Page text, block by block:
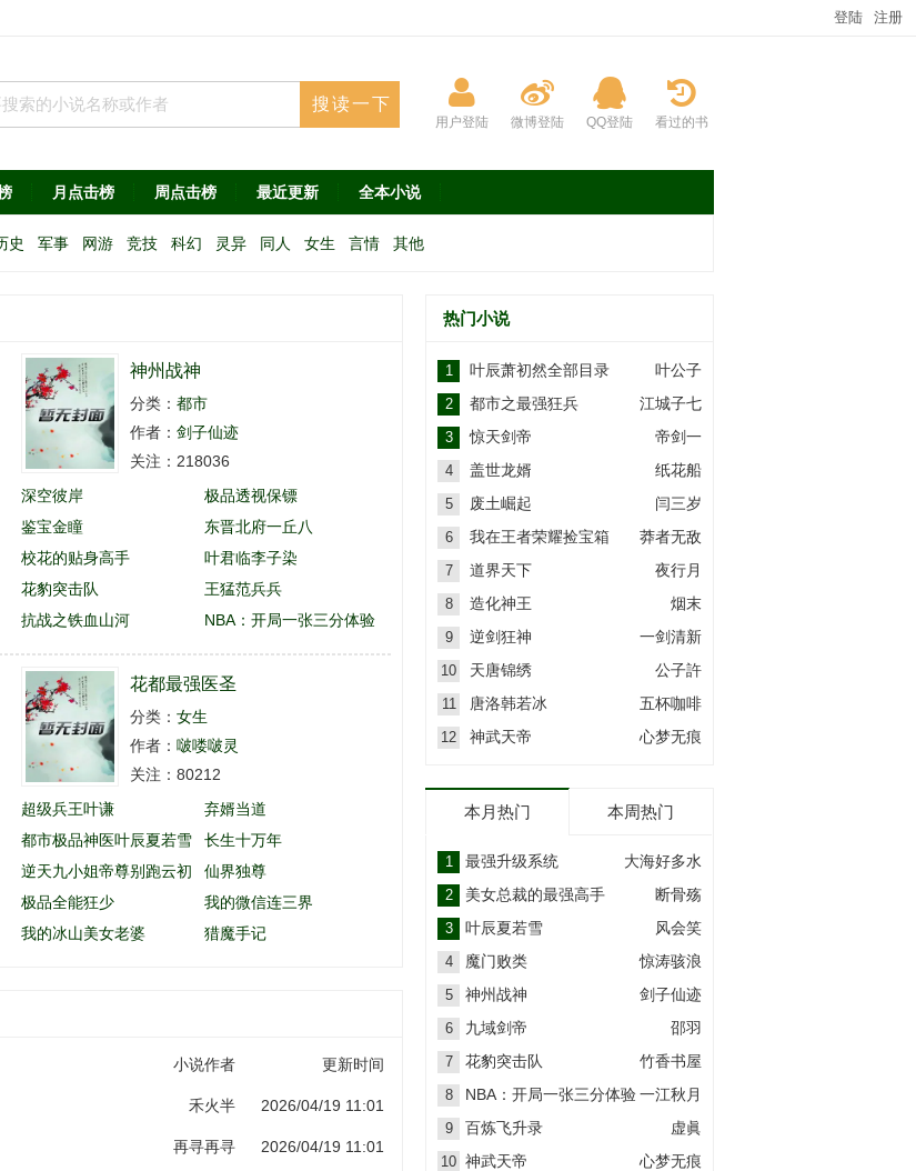
登陆 注册
看过的书
QQ登陆
微博登陆
用户登陆
月点击榜 周点击榜 最近更新 全本小说
史 军事 网游 竞技 科幻 灵异 同人 女生 言情 其他
神州战神
分类： 都市
作者： 剑子仙迹
关注：218036
深空彼岸
极品透视保镖
鉴宝金瞳
东晋北府一丘八
校花的贴身高手
叶君临李子染
花豹突击队
王猛范兵兵
抗战之铁血山河
NBA：开局一张三分体验
卡
花都最强医圣
分类： 女生
作者： 啵喽啵灵
关注：80212
超级兵王叶谦
弃婿当道
都市极品神医叶辰夏若雪
孙怡
长生十万年
逆天九小姐帝尊别跑云初
玖
仙界独尊
极品全能狂少
我的微信连三界
我的冰山美女老婆
猎魔手记
小说作者 更新时间
禾火半 2026/04/19 11:01
再寻再寻 2026/04/19 11:01
热门小说
1 叶公子
叶辰萧初然全部目录
2 江城子七
都市之最强狂兵
3 帝剑一
惊天剑帝
4 纸花船
盖世龙婿
5 闫三岁
废土崛起
6 莽者无敌
我在王者荣耀捡宝箱
7 夜行月
道界天下
8 烟末
造化神王
9 一剑清新
逆剑狂神
10 公子許
天唐锦绣
11 五杯咖啡
唐洛韩若冰
12 心梦无痕
神武天帝
本月热门 本周热门
1 大海好多水
最强升级系统
2 断骨殇
美女总裁的最强高手
3 风会笑
叶辰夏若雪
4 惊涛骇浪
魔门败类
5 剑子仙迹
神州战神
6 邵羽
九域剑帝
7 竹香书屋
花豹突击队
8 一江秋月
NBA：开局一张三分体验
卡
9 虚眞
百炼飞升录
10 心梦无痕
神武天帝